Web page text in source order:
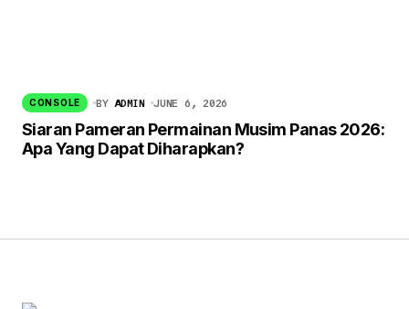
CONSOLE BY ADMIN JUNE 6, 2026
Siaran Pameran Permainan Musim Panas 2026:
Apa Yang Dapat Diharapkan?